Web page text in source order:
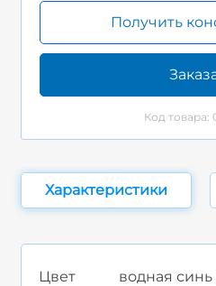
Получить
Код товара:
Характеристики
Цвет
водная синь